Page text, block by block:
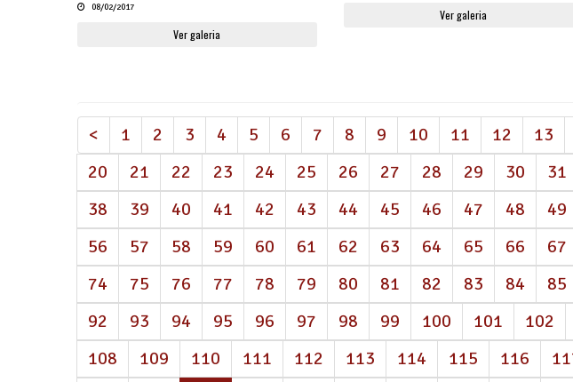
08/02/2017
Ver galeria
Ver galeria
< 1 2 3 4 5 6 7 8 9 10 11 12 13
20
21 22 23 24 25 26 27 28 29 30 31
38
39 40 41 42 43 44 45 46 47 48 49
56
57 58 59 60 61 62 63 64 65 66 67
74
75 76 77 78 79 80 81 82 83 84 85
92
93 94 95 96 97 98 99 100 101 102
108
109 110 111 112 113 114 115 116